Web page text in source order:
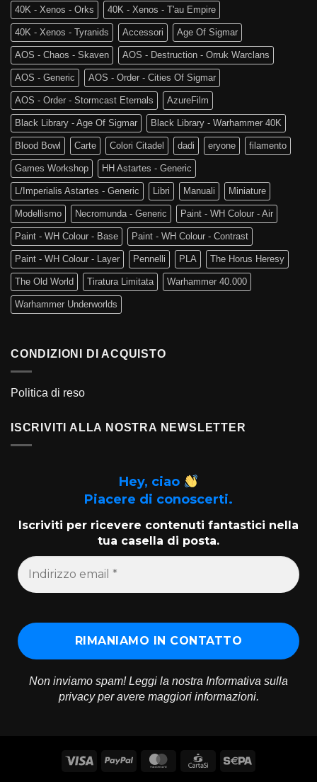
40K - Xenos - Orks 40K - Xenos - T'au Empire
40K - Xenos - Tyranids Accessori Age Of Sigmar
AOS - Chaos - Skaven AOS - Destruction - Orruk Warclans
AOS - Generic AOS - Order - Cities Of Sigmar
AOS - Order - Stormcast Eternals AzureFilm
Black Library - Age Of Sigmar Black Library - Warhammer 40K
Blood Bowl Carte Colori Citadel dadi eryone filamento
Games Workshop HH Astartes - Generic
L/Imperialis Astartes - Generic Libri Manuali Miniature
Modellismo Necromunda - Generic Paint - WH Colour - Air
Paint - WH Colour - Base Paint - WH Colour - Contrast
Paint - WH Colour - Layer Pennelli PLA The Horus Heresy
The Old World Tiratura Limitata Warhammer 40.000
Warhammer Underworlds
CONDIZIONI DI ACQUISTO
Politica di reso
ISCRIVITI ALLA NOSTRA NEWSLETTER
Hey, ciao
Piacere di conoscerti.
Iscriviti per ricevere contenuti fantastici nella
tua casella di posta.
Non inviamo spam! Leggi la nostra Informativa sulla
privacyper avere maggiori informazioni.
Visa PayPal MasterCardCartaSi